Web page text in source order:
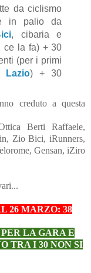
da ciclismo
in palio da
, cibaria e
ce la fa) + 30
(per i primi
Lazio) + 30
creduto a questa
Berti Raffaele,
Zio Bici, iRunners,
Gensan, iZiro
26 MARZO: 38
LA GARA E
TRA I 30 NON SI